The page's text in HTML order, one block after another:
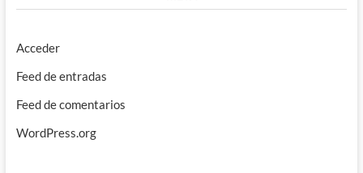
Acceder
Feed de entradas
Feed de comentarios
WordPress.org